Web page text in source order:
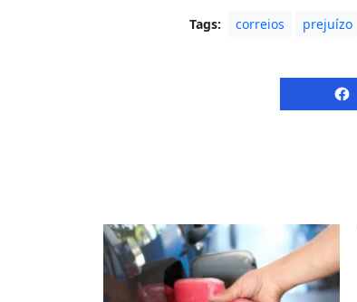
Tags: correios prejuízo